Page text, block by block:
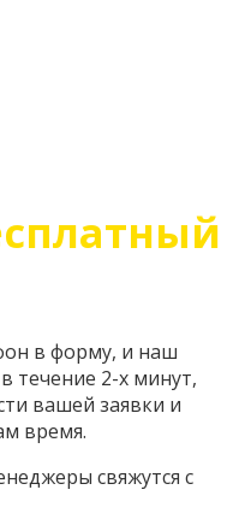
в форму, и наш
течение 2-х минут,
вашей заявки и
время.
свяжутся с